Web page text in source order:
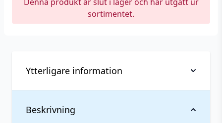
sortimentet.
Beskrivning
Ytterligare information
Anslutning (Gänga)